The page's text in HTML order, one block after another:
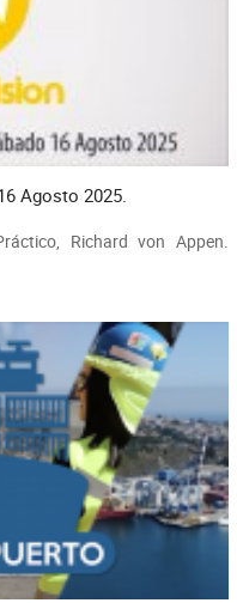
Agosto 2025.
Richard von Appen.